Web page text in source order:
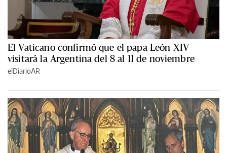
El Vaticano confirmó que el papa León XIV
visitará la Argentina del 8 al 11 de noviembre
elDiarioAR